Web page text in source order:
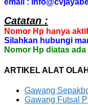
email :
Catatan :
Nomor Hp hanya
Silahkan hubungi
Nomor Hp diatas ada
ARTIKEL ALAT
Gawang
Gawang Futsal